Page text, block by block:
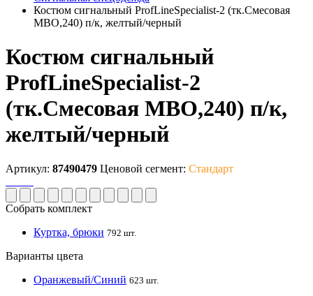
Костюм сигнальный ProfLineSpecialist-2 (тк.Смесовая
МВО,240) п/к, желтый/черный
Костюм сигнальный
ProfLineSpecialist-2
(тк.Смесовая МВО,240) п/к,
желтый/черный
Артикул: 87490479 Ценовой сегмент: Стандарт
Собрать комплект
Куртка, брюки 792 шт.
Варианты цвета
Оранжевый/Синий 623 шт.